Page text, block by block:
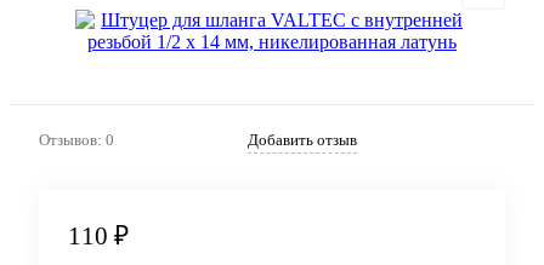
Отзывов: 0 Добавить отзыв
110 ₽